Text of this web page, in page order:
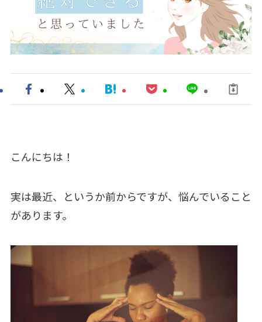
こんにちは！
実は最近、というか前からですが、悩んでいること
があります。